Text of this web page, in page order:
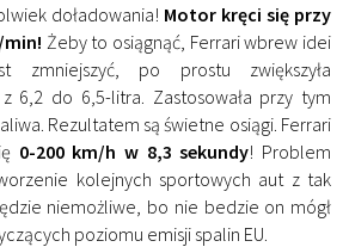
doładowania! Motor kręci się przy
min! Żeby to osiągnąć, Ferrari wbrew idei
zmniejszyć, po prostu zwiększyła
6,2 do 6,5-litra. Zastosowała przy tym
Rezultatem są świetne osiągi. Ferrari
0-200 km/h w 8,3 sekundy! Problem
kolejnych sportowych aut z tak
niemożliwe, bo nie bedzie on mógł
poziomu emisji spalin EU.